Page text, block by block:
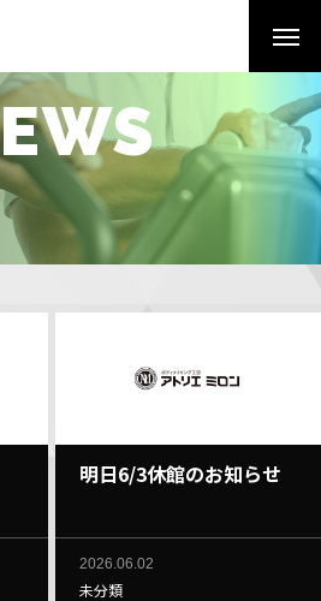
明日6/3休館のお知らせ
2026.06.02
未分類